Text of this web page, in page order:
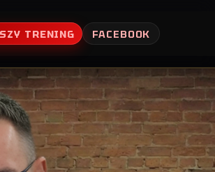
TRENING FACEBOOK